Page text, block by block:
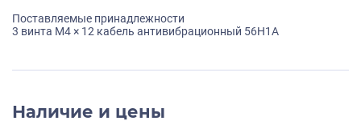
Поставляемые принадлежности
3 винта M4 × 12 кабель антивибрационный 56H1A
Наличие и цены